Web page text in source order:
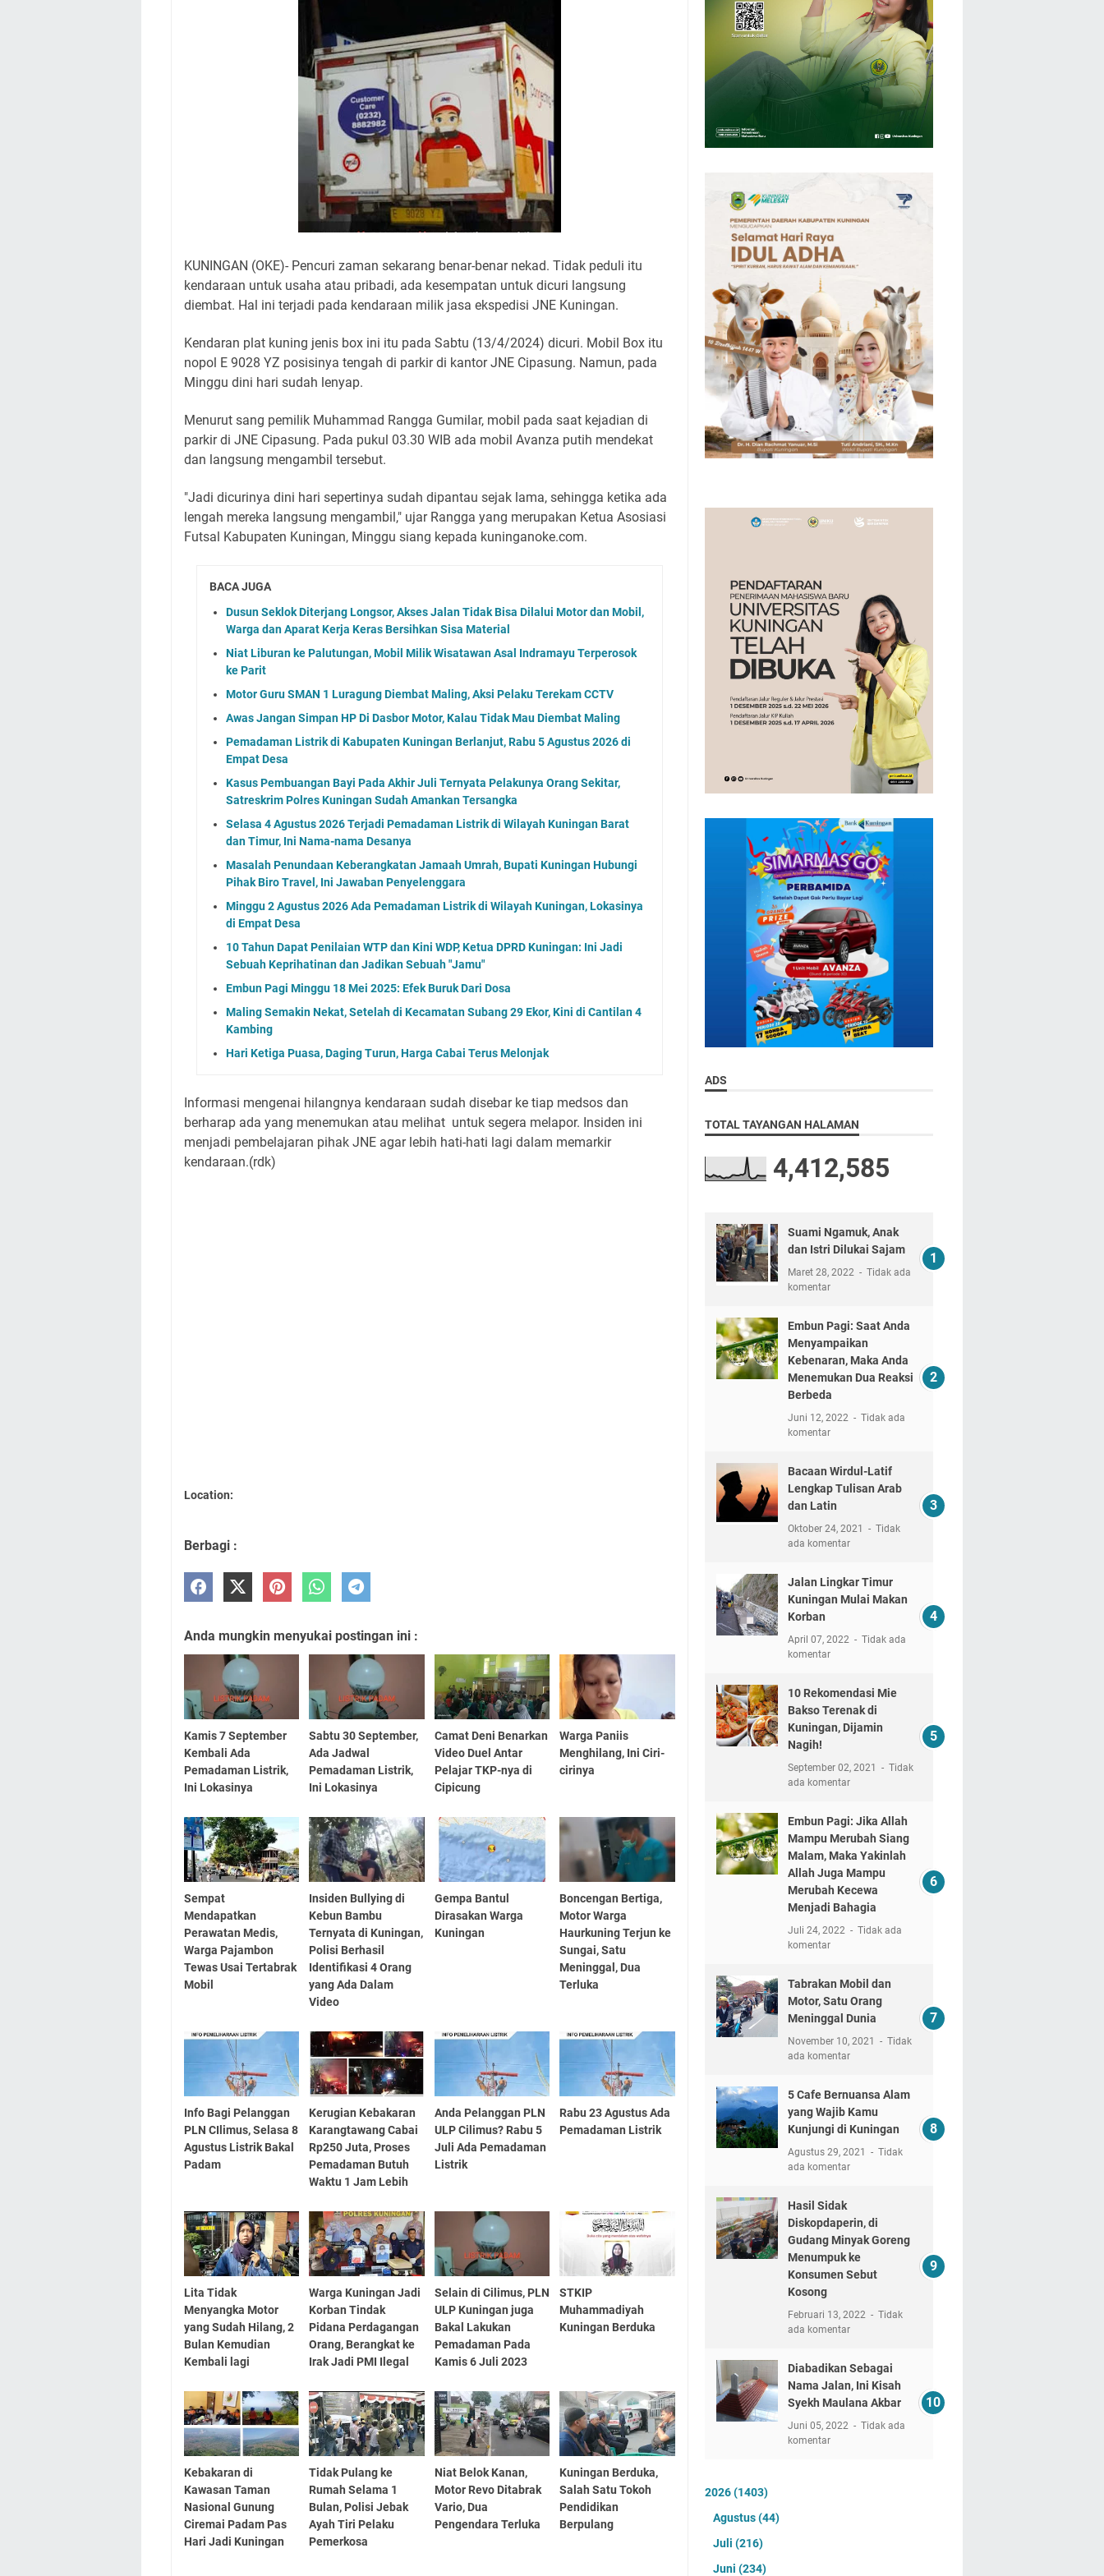
Ini Lokasi Samling Kuningan Rabu 5 Agustus 2026
Uniku Jadi Tuan Rumah Pendampingan Penyusunan Dokumen SPMI
Sudahkah Kita Merdeka Dari Hawa Nafsu?
Info Sembako di Pasar Kepuh Kuningan Kamis 6 Agustus 2026, Daging Naik, Telur Turun
Agenda Kegiatan Bupati Kuningan Kamis 6 Agustus 2026 Ada Tiga Acara
KUNINGAN (OKE)- Pencuri zaman sekarang benar-benar nekad. Tidak peduli itu
kendaraan untuk usaha atau pribadi, ada kesempatan untuk dicuri langsung
diembat. Hal ini terjadi pada kendaraan milik jasa ekspedisi JNE Kuningan.
Kendaran plat kuning jenis box ini itu pada Sabtu (13/4/2024) dicuri. Mobil Box itu
nopol E 9028 YZ posisinya tengah di parkir di kantor JNE Cipasung. Namun, pada
Minggu dini hari sudah lenyap.
Menurut sang pemilik Muhammad Rangga Gumilar, mobil pada saat kejadian di
parkir di JNE Cipasung. Pada pukul 03.30 WIB ada mobil Avanza putih mendekat
dan langsung mengambil tersebut.
"Jadi dicurinya dini hari sepertinya sudah dipantau sejak lama, sehingga ketika ada
lengah mereka langsung mengambil," ujar Rangga yang merupakan Ketua Asosiasi
Futsal Kabupaten Kuningan, Minggu siang kepada kuninganoke.com.
BACA JUGA
Dusun Seklok Diterjang Longsor, Akses Jalan Tidak Bisa Dilalui Motor dan Mobil,
Warga dan Aparat Kerja Keras Bersihkan Sisa Material
Niat Liburan ke Palutungan, Mobil Milik Wisatawan Asal Indramayu Terperosok
ke Parit
Motor Guru SMAN 1 Luragung Diembat Maling, Aksi Pelaku Terekam CCTV
Awas Jangan Simpan HP Di Dasbor Motor, Kalau Tidak Mau Diembat Maling
Pemadaman Listrik di Kabupaten Kuningan Berlanjut, Rabu 5 Agustus 2026 di
Empat Desa
Kasus Pembuangan Bayi Pada Akhir Juli Ternyata Pelakunya Orang Sekitar,
Satreskrim Polres Kuningan Sudah Amankan Tersangka
Selasa 4 Agustus 2026 Terjadi Pemadaman Listrik di Wilayah Kuningan Barat
dan Timur, Ini Nama-nama Desanya
Masalah Penundaan Keberangkatan Jamaah Umrah, Bupati Kuningan Hubungi
Pihak Biro Travel, Ini Jawaban Penyelenggara
Minggu 2 Agustus 2026 Ada Pemadaman Listrik di Wilayah Kuningan, Lokasinya
di Empat Desa
10 Tahun Dapat Penilaian WTP dan Kini WDP, Ketua DPRD Kuningan: Ini Jadi
Sebuah Keprihatinan dan Jadikan Sebuah "Jamu"
Embun Pagi Minggu 18 Mei 2025: Efek Buruk Dari Dosa
Maling Semakin Nekat, Setelah di Kecamatan Subang 29 Ekor, Kini di Cantilan 4
Kambing
Hari Ketiga Puasa, Daging Turun, Harga Cabai Terus Melonjak
Informasi mengenai hilangnya kendaraan sudah disebar ke tiap medsos dan
berharap ada yang menemukan atau melihat untuk segera melapor. Insiden ini
menjadi pembelajaran pihak JNE agar lebih hati-hati lagi dalam memarkir
kendaraan.(rdk)
Location:
Berbagi :
Anda mungkin menyukai postingan ini :
Kamis 7 September
Kembali Ada
Pemadaman Listrik,
Ini Lokasinya
Sabtu 30 September,
Ada Jadwal
Pemadaman Listrik,
Ini Lokasinya
Camat Deni Benarkan
Video Duel Antar
Pelajar TKP-nya di
Cipicung
Warga Paniis
Menghilang, Ini Ciri-
cirinya
Sempat
Mendapatkan
Perawatan Medis,
Warga Pajambon
Tewas Usai Tertabrak
Mobil
Insiden Bullying di
Kebun Bambu
Ternyata di Kuningan,
Polisi Berhasil
Identifikasi 4 Orang
yang Ada Dalam
Video
Gempa Bantul
Dirasakan Warga
Kuningan
Boncengan Bertiga,
Motor Warga
Haurkuning Terjun ke
Sungai, Satu
Meninggal, Dua
Terluka
Info Bagi Pelanggan
PLN CIlimus, Selasa 8
Agustus Listrik Bakal
Padam
Kerugian Kebakaran
Karangtawang Cabai
Rp250 Juta, Proses
Pemadaman Butuh
Waktu 1 Jam Lebih
Anda Pelanggan PLN
ULP Cilimus? Rabu 5
Juli Ada Pemadaman
Listrik
Rabu 23 Agustus Ada
Pemadaman Listrik
Lita Tidak
Menyangka Motor
yang Sudah Hilang, 2
Bulan Kemudian
Kembali lagi
Warga Kuningan Jadi
Korban Tindak
Pidana Perdagangan
Orang, Berangkat ke
Irak Jadi PMI Ilegal
Selain di Cilimus, PLN
ULP Kuningan juga
Bakal Lakukan
Pemadaman Pada
Kamis 6 Juli 2023
STKIP
Muhammadiyah
Kuningan Berduka
Kebakaran di
Kawasan Taman
Nasional Gunung
Ciremai Padam Pas
Hari Jadi Kuningan
Tidak Pulang ke
Rumah Selama 1
Bulan, Polisi Jebak
Ayah Tiri Pelaku
Pemerkosa
Niat Belok Kanan,
Motor Revo Ditabrak
Vario, Dua
Pengendara Terluka
Kuningan Berduka,
Salah Satu Tokoh
Pendidikan
Berpulang
ADS
TOTAL TAYANGAN HALAMAN
4,412,585
Suami Ngamuk, Anak
dan Istri Dilukai Sajam
Maret 28, 2022
Tidak ada
komentar
Embun Pagi: Saat Anda
Menyampaikan
Kebenaran, Maka Anda
Menemukan Dua Reaksi
Berbeda
Juni 12, 2022
Tidak ada
komentar
Bacaan Wirdul-Latif
Lengkap Tulisan Arab
dan Latin
Oktober 24, 2021
Tidak
ada komentar
Jalan Lingkar Timur
Kuningan Mulai Makan
Korban
April 07, 2022
Tidak ada
komentar
10 Rekomendasi Mie
Bakso Terenak di
Kuningan, Dijamin
Nagih!
September 02, 2021
Tidak
ada komentar
Embun Pagi: Jika Allah
Mampu Merubah Siang
Malam, Maka Yakinlah
Allah Juga Mampu
Merubah Kecewa
Menjadi Bahagia
Juli 24, 2022
Tidak ada
komentar
Tabrakan Mobil dan
Motor, Satu Orang
Meninggal Dunia
November 10, 2021
Tidak
ada komentar
5 Cafe Bernuansa Alam
yang Wajib Kamu
Kunjungi di Kuningan
Agustus 29, 2021
Tidak
ada komentar
Hasil Sidak
Diskopdaperin, di
Gudang Minyak Goreng
Menumpuk ke
Konsumen Sebut
Kosong
Februari 13, 2022
Tidak
ada komentar
Diabadikan Sebagai
Nama Jalan, Ini Kisah
Syekh Maulana Akbar
Juni 05, 2022
Tidak ada
komentar
2026(1403)
Agustus(44)
Juli (216)
Juni (234)